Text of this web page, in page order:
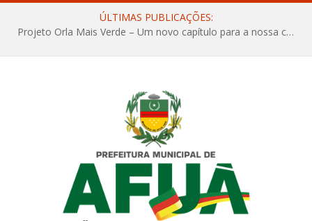
ÚLTIMAS PUBLICAÇÕES:
Projeto Orla Mais Verde – Um novo capítulo para a nossa cidade